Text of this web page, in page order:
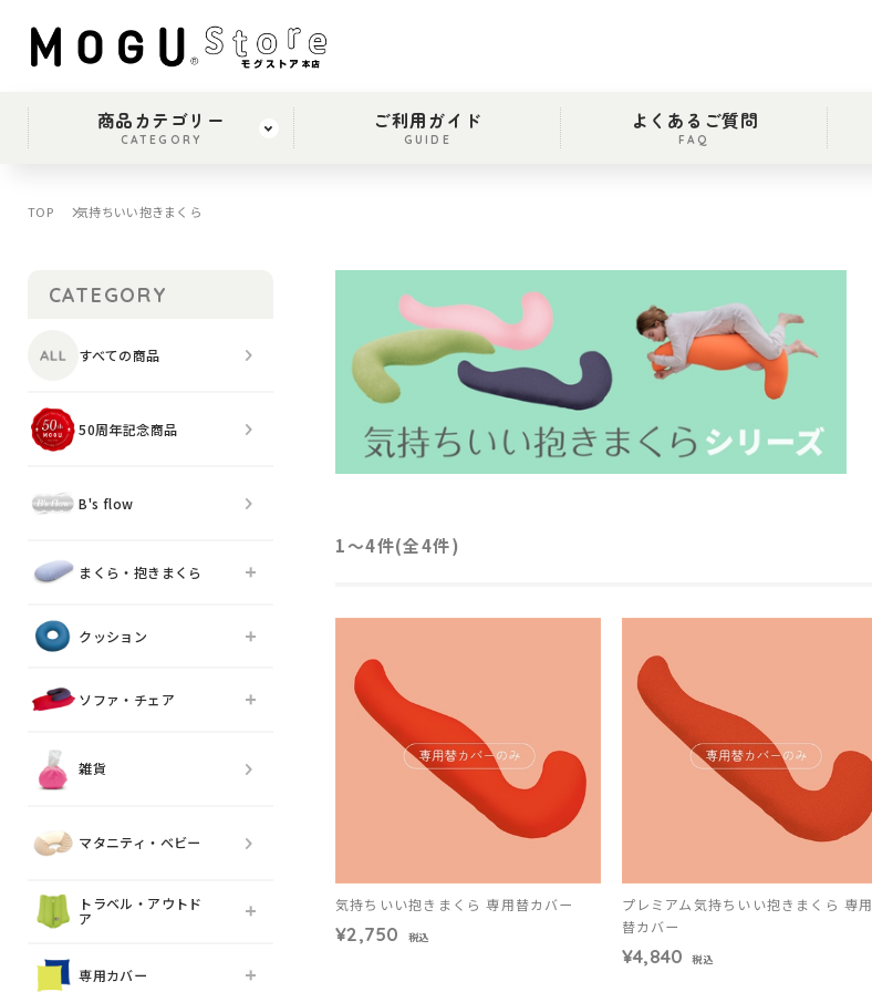
商品カテゴリー
CATEGORY
ご利用ガイド
GUIDE
よくあるご質問
FAQ
TOP 気持ちいい抱きまくら
1〜4件(全4件)
気持ちいい抱きまくら 専用替カバー
¥2,750 税込
プレミアム気持ちいい抱きまくら 専用
替カバー
¥4,840 税込
CATEGORY
すべての商品
50周年記念商品
B's flow
まくら・抱きまくら
クッション
ソファ・チェア
雑貨
マタニティ・ベビー
トラベル・アウトド
ア
専用カバー